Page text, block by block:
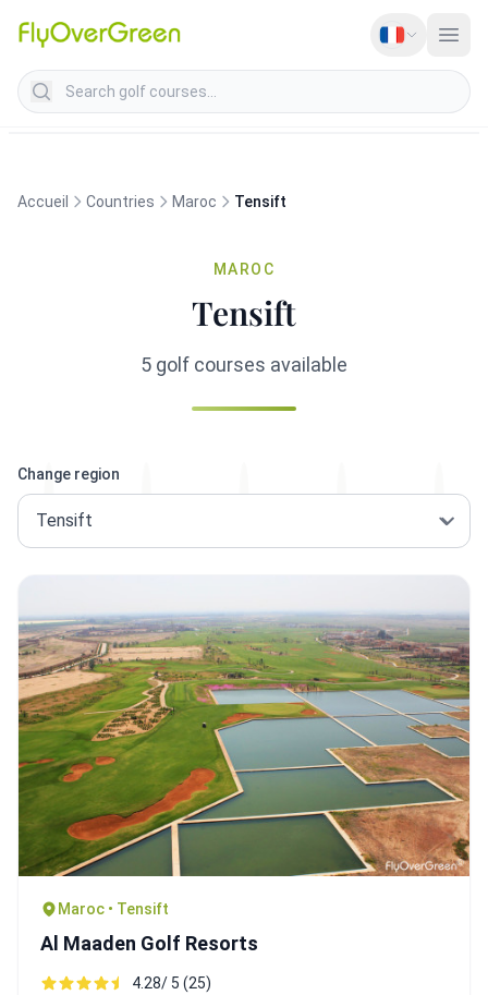
Search golf courses
Accueil Countries Maroc Tensift
MAROC
Tensift
5 golf courses available
Change region
Maroc • Tensift
Al Maaden Golf Resorts
4.28/ 5 (25)